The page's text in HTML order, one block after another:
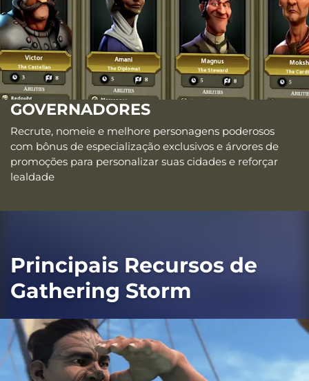
GOVERNADORES
Recrute, nomeie e melhore personagens poderosos
com bônus de especialização exclusivos e árvores de
promoções para personalizar suas cidades e reforçar
lealdade
Principais Recursos de
Gathering Storm